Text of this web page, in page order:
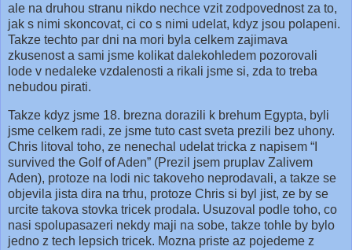
ale na druhou stranu nikdo nechce vzit zodpovednost za to,
jak s nimi skoncovat, ci co s nimi udelat, kdyz jsou polapeni.
Takze techto par dni na mori byla celkem zajimava
zkusenost a sami jsme kolikat dalekohledem pozorovali
lode v nedaleke vzdalenosti a rikali jsme si, zda to treba
nebudou pirati.
Takze kdyz jsme 18. brezna dorazili k brehum Egypta, byli
jsme celkem radi, ze jsme tuto cast sveta prezili bez uhony.
Chris litoval toho, ze nenechal udelat tricka z napisem “I
survived the Golf of Aden” (Prezil jsem pruplav Zalivem
Aden), protoze na lodi nic takoveho neprodavali, a takze se
objevila jista dira na trhu, protoze Chris si byl jist, ze by se
urcite takova stovka tricek prodala. Usuzoval podle toho, co
nasi spolupasazeri nekdy maji na sobe, takze tohle by bylo
jedno z tech lepsich tricek. Mozna priste az pojedeme z